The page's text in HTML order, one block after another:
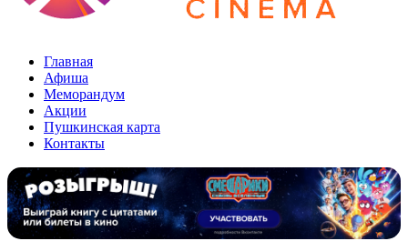
Главная
Афиша
Меморандум
Акции
Пушкинская карта
Контакты